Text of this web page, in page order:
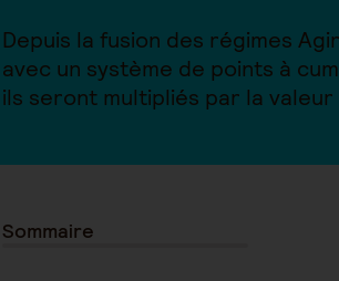
Depuis la fusion des régimes
avec un système de points à
ils seront multipliés par la
Sommaire